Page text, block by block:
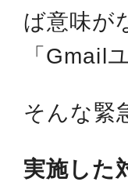
ば意味が
「Gmail
そんな緊
実施した